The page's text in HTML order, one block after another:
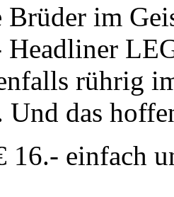
Brüder im
Headliner
rührig
Und das
16.- einfach